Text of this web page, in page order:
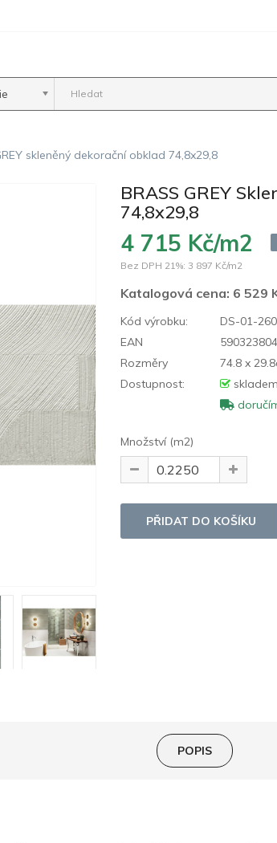
skleněný dekorační obklad 74,8x29,8
BRASS GREY
74,8x29,8
4 715 Kč/m2
Bez DPH 21%: 3 897 Kč/m2
Katalogová cena: 6 529
Kód výrobku:
DS-01-
EAN
Rozměry
74.8 x
Dostupnost:
Množství (m2)
POPIS